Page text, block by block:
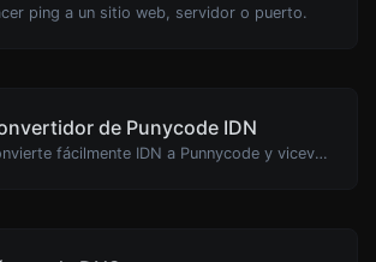
ping a un sitio web, servidor o puerto.
de Punycode IDN
Convierte fácilmente IDN a Punnycode y viceversa.